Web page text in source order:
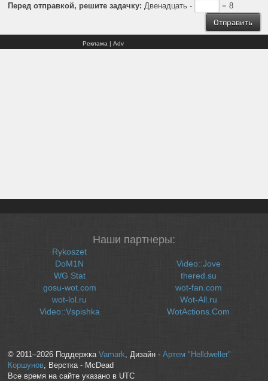
Перед отправкой, решите задачку: Двенадцать - = 8
Реклама | Adv
Наши партнеры:
Rykoszet
DoM1N
WG Stat
gosu-wot.com
wot-lol.ru
Video::Vspishka
Video::Jove
thered.su
wot-fan.com
Wot-All.ru
WotActions.Com
© 2011–2026 Поддержка Vamark, Дизайн - Артем "Helldweller"
Коршунов, Верстка - McDead
Все время на сайте указано в UTC